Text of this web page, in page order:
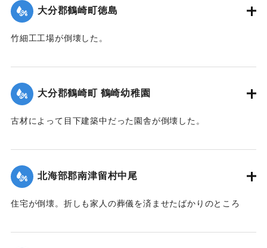
｜固有コード:00474066
大分郡鶴崎町徳島
竹細工工場が倒壊した。
｜固有コード:00474059
大分郡鶴崎町 鶴崎幼稚園
古材によって目下建築中だった園舎が倒壊した。
｜固有コード: 00474060
北海部郡南津留村中尾
住宅が倒壊。折しも家人の葬儀を済ませたばかりのところ
といずれも40代の親戚の男女2人が重傷、60代の祖母が軽傷